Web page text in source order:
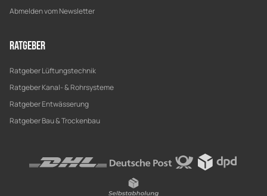
Abmelden vom Newsletter
Ratgeber
Ratgeber Lüftungstechnik
Ratgeber Kanal- & Rohrsysteme
Ratgeber Entwässerung
Ratgeber Bau & Trockenbau